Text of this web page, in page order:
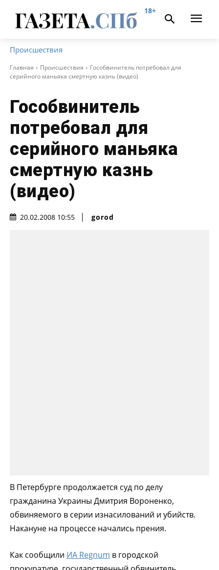
18+
Происшествия
Главная Происшествия
Гособвинитель потребовал для
серийного маньяка смертную казнь (видео)
Гособвинитель
потребовал для
серийного маньяка
смертную казнь
(видео)
20.02.2008 10:55 gorod
В Петербурге продолжается суд по делу
гражданина Украины Дмитрия Вороненко,
обвиняемого в серии изнасилований и убийств.
Накануне на процессе начались прения.
Как сообщили ИА Regnum в городской